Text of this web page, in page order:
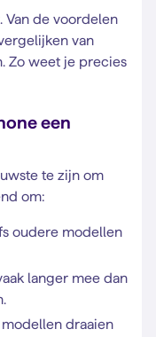
Van de voordelen
van
Zo weet je precies
een
te zijn om
om:
oudere modellen
langer mee dan
draaien